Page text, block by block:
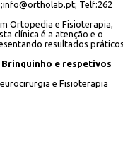
Telf:262
Ortopedia e Fisioterapia,
clínica é a atenção e o
resultados
e respetivos
e Fisioterapia